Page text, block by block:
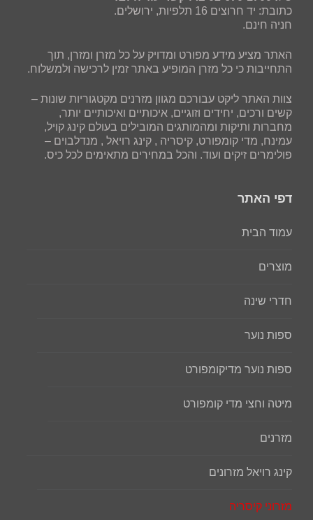
כתובת: יד חרוצים 16 תלפיות, ירושלים.
חניה חינם.
האתר מציע מידע מפורט ומדויק על כל מזרן ומזרן, תוך
התחייבות כי כל מזרן המופיע באתר זמין לרכישה ולמשלוח.
צוות האתר ליקט עבורכם מגוון מזרנים מקטגוריות שונות –
קשים ורכים, יחידים וזוגיים, איכותיים ואיכותיים יותר,
מחברות ותיקות ומהמותגים המובילים בעולם קינג קויל,
עמינח, מדי קומפורט, קיסריה , קינג רויאל , מנדלבוים –
פולימרים זיקים ועוד. והכל במחירים מתאימים לכל כיס.
דפי האתר
עמוד הבית
מוצרים
חדרי שינה
ספות נוער
ספות נוער מדיקומפורט
מיטה וחצי מדי קומפורט
מזרנים
קינג רויאל מזרונים
מזרוני קיסריה